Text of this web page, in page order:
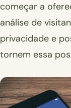
começar a
análise de
privacidade e
tornem essa